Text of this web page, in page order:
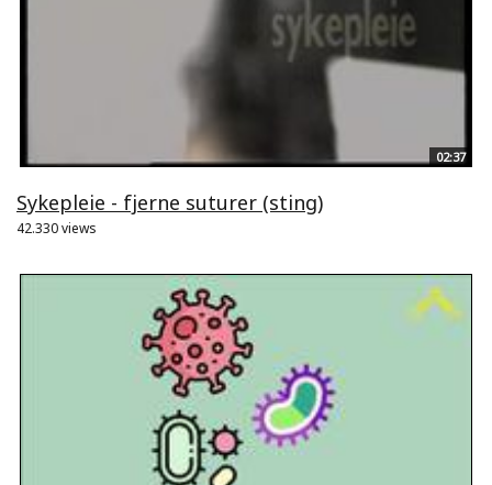
02:37
Sykepleie - fjerne suturer (sting)
42.330 views